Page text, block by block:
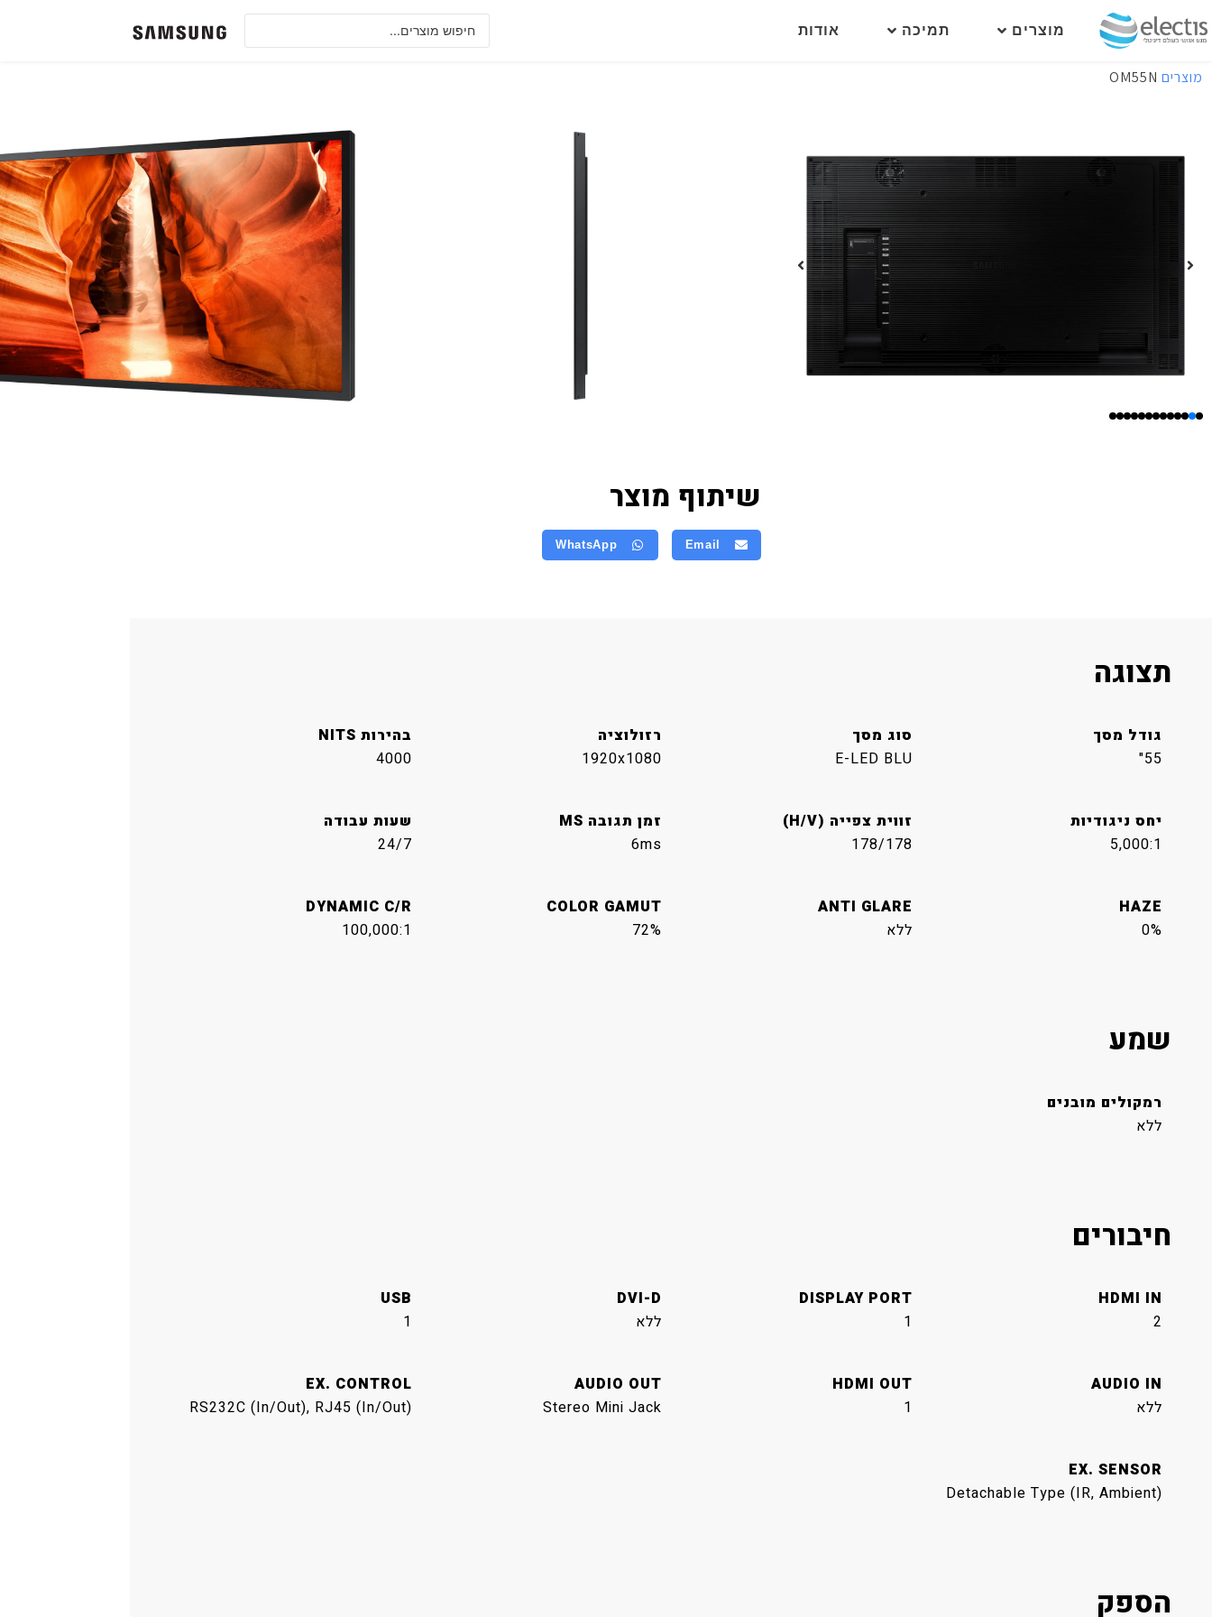
מוצרים תמיכה אודות
מוצרים OM55N
שיתוף מוצר
Email
WhatsApp
תצוגה
גודל מסך
55"
סוג מסך
E-LED BLU
רזולוציה
1920x1080
בהירות NITS
4000
יחס ניגודיות
5,000:1
זווית צפייה (H/V)
178/178
זמן תגובה MS
6ms
שעות עבודה
24/7
HAZE
0%
ANTI GLARE
ללא
COLOR GAMUT
72%
DYNAMIC C/R
100,000:1
שמע
רמקולים מובנים
ללא
חיבורים
HDMI IN
2
DISPLAY PORT
1
DVI-D
ללא
USB
1
AUDIO IN
ללא
HDMI OUT
1
AUDIO OUT
Stereo Mini Jack
EX. CONTROL
RS232C (In/Out), RJ45 (In/Out)
EX. SENSOR
Detachable Type (IR, Ambient)
הספק